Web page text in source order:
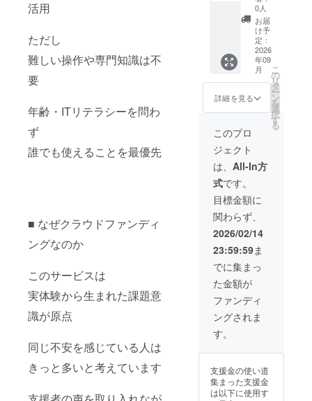
活用
ただし
難しい操作や専門知識は不
要
年齢・ITリテラシーを問わ
ず
誰でも使えることを最優先
■ なぜクラウドファンディ
ングなのか
このサービスは
実体験から生まれた課題意
識が原点
同じ不安を感じている人は
きっと多いと考えています
ます。
すす
め：駐
車場で
迷った
経験が
ある方
／長く
使いた
い方 お
2026年
対応OS
はiOS /
Android
を予定
してい
ます。
※仕様は
開発状
り変更
となる
場合が
ありま
す。 ※
先着数
に達し
了とな
りま
す。 共
通のご
（連携
デバイ
ス）を
割引価
格で購
入でき
る権利
を提供
しま
リース
後も
サービ
ス提供
が継続
されて
いる期
間中は
追加課
金なく
ご利用
いただ
けま
す。 お
すす
め：よ
り確実
に車両
たい方
お届け
時期：
アプリ
は2026
できる
内容を
重視し
ていま
す。 ④
30,000
円｜プ
レミア
ム＋βテ
スター
参加プ
ラン 内
容：ア
プリプ
レミア
ム利用
権とβ版
アプリ
への先
行参加
権、機
能改善
に関す
るご意
見提出
の機会
を提供
しま
す。 一
後も
ス提供
が継続
されて
クトを
ご支援
いただ
いた皆
さま
へ、感
謝の気
持ちを
込めて
以下の
お返し
をご用
意しま
した。
開発段
階のプ
ロジェ
クトの
ため、
確実に
お届け
できる
内容を
重視し
ていま
す。 ⑤
100,000
円｜法
人・事
導入プ
容：法
人・事
業者向
0人
お届
け予
定：
2026
年09
月
詳細を見る
こ
の
リ
タ
ー
ン
を
選
択
す
る
このプロ
ジェクト
は、 All-In方
式です。
目標金額に
関わらず、
2026/02/14
23:59:59ま
でに集まっ
た金額が
ファンディ
ングされま
す。
支援金の使い道
集まった支援金
は以下に使用す